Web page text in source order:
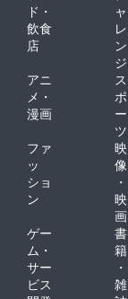
ド・
飲食
店
ャ
レ
ン
ジ
アニ
メ・
漫画
ス
ポ
ー
ツ
ファ
ッ
ショ
ン
映
像
・
映
画
ゲー
ム・
サー
ビス
書
籍
・
雑